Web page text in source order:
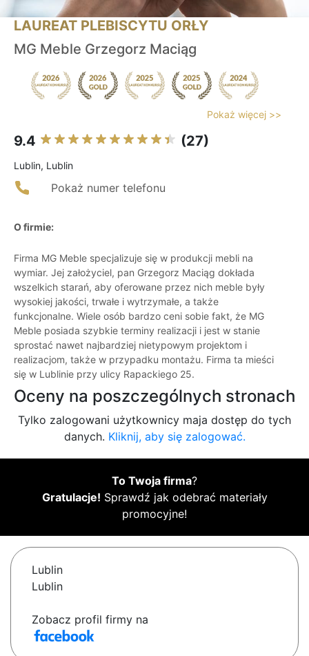
LAUREAT PLEBISCYTU ORŁY
MG Meble Grzegorz Maciąg
Pokaż więcej >>
9.4 (27)
Lublin, Lublin
Pokaż numer telefonu
O firmie:
Firma MG Meble specjalizuje się w produkcji mebli na
wymiar. Jej założyciel, pan Grzegorz Maciąg dokłada
wszelkich starań, aby oferowane przez nich meble były
wysokiej jakości, trwałe i wytrzymałe, a także
funkcjonalne. Wiele osób bardzo ceni sobie fakt, że MG
Meble posiada szybkie terminy realizacji i jest w stanie
sprostać nawet najbardziej nietypowym projektom i
realizacjom, także w przypadku montażu. Firma ta mieści
się w Lublinie przy ulicy Rapackiego 25.
Oceny na poszczególnych stronach
Tylko zalogowani użytkownicy maja dostęp do tych
danych. Kliknij, aby się zalogować.
To Twoja firma?
Gratulacje! Sprawdź jak odebrać materiały
promocyjne!
Lublin
Lublin
Zobacz profil firmy na